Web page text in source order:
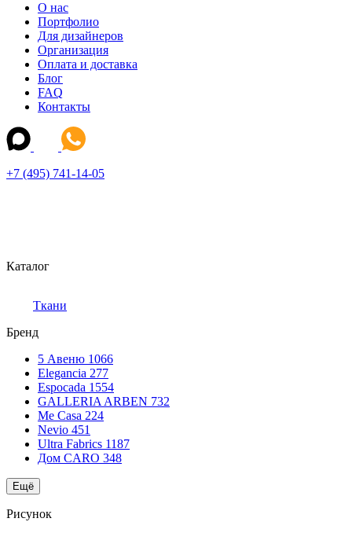
О нас
Портфолио
Для дизайнеров
Организация
Оплата и доставка
Блог
FAQ
Контакты
+7 (495) 741-14-05
Каталог
Ткани
Бренд
5 Авеню 1066
Elegancia 277
Espocada 1554
GALLERIA ARBEN 732
Me Casa 224
Nevio 451
Ultra Fabrics 1187
Дом CARO 348
Ещё
Рисунок